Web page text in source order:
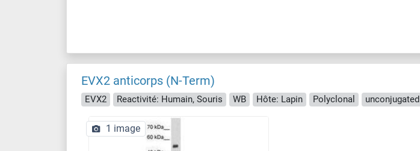
EVX2 anticorps (N-Term)
EVX2 Reactivité: Humain, Souris WB Hôte: Lapin Polyclonal unconjugated
1 image